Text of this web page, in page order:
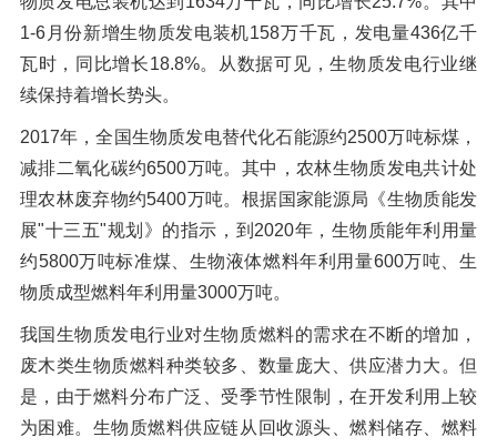
1-6月份新增生物质发电装机158万千瓦，发电量436亿千
瓦时，同比增长18.8%。从数据可见，生物质发电行业继
续保持着增长势头。
2017年，全国生物质发电替代化石能源约2500万吨标煤，
减排二氧化碳约6500万吨。其中，农林生物质发电共计处
理农林废弃物约5400万吨。根据国家能源局《生物质能发
展"十三五"规划》的指示，到2020年，生物质能年利用量
约5800万吨标准煤、生物液体燃料年利用量600万吨、生
物质成型燃料年利用量3000万吨。
我国生物质发电行业对生物质燃料的需求在不断的增加，
废木类生物质燃料种类较多、数量庞大、供应潜力大。但
是，由于燃料分布广泛、受季节性限制，在开发利用上较
为困难。生物质燃料供应链从回收源头、燃料储存、燃料